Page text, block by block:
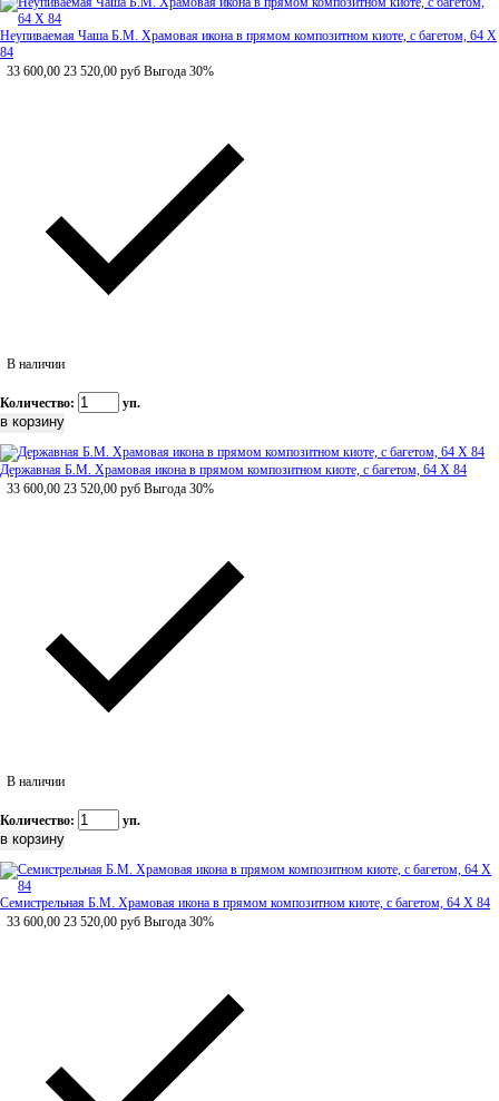
Неупиваемая Чаша Б.М. Храмовая икона в прямом композитном киоте, с багетом, 64 Х
84
33 600,00 23 520,00 руб Выгода 30%
В наличии
Количество: уп.
Державная Б.М. Храмовая икона в прямом композитном киоте, с багетом, 64 Х 84
33 600,00 23 520,00 руб Выгода 30%
В наличии
Количество: уп.
Семистрельная Б.М. Храмовая икона в прямом композитном киоте, с багетом, 64 Х 84
33 600,00 23 520,00 руб Выгода 30%